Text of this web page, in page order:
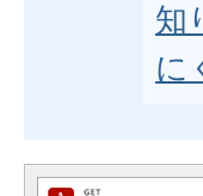
知
に